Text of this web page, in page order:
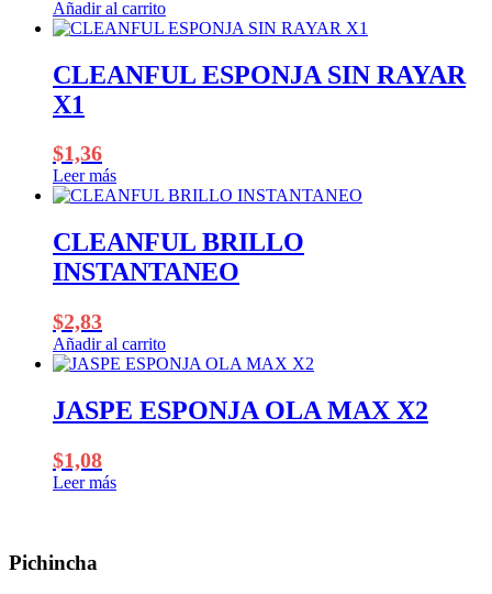
pueden
elegir
la
página
de
Añadir al carrito
CLEANFUL ESPONJA SIN RAYAR
X1
$1,36
Leer más
CLEANFUL BRILLO
INSTANTANEO
$2,83
Añadir al carrito
JASPE ESPONJA OLA MAX X2
$1,08
Leer más
Pichincha